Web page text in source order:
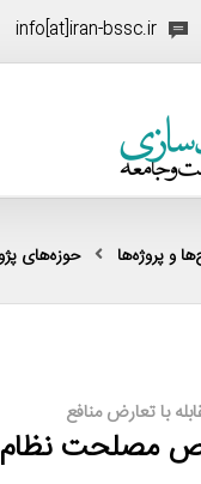
info[at]iran-bssc.ir
و پروژه‌ها حوزه‌های
با تعارض منافع
مصلحت نظام